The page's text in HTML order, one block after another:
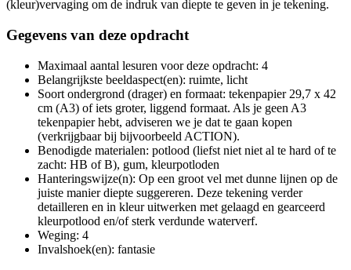
(kleur)vervaging om de indruk van diepte te geven in je tekening.
Gegevens van deze opdracht
Maximaal aantal lesuren voor deze opdracht: 4
Belangrijkste beeldaspect(en): ruimte, licht
Soort ondergrond (drager) en formaat: tekenpapier 29,7 x 42
cm (A3) of iets groter, liggend formaat. Als je geen A3
tekenpapier hebt, adviseren we je dat te gaan kopen
(verkrijgbaar bij bijvoorbeeld ACTION).
Benodigde materialen: potlood (liefst niet niet al te hard of te
zacht: HB of B), gum, kleurpotloden
Hanteringswijze(n): Op een groot vel met dunne lijnen op de
juiste manier diepte suggereren. Deze tekening verder
detailleren en in kleur uitwerken met gelaagd en gearceerd
kleurpotlood en/of sterk verdunde waterverf.
Weging: 4
Invalshoek(en): fantasie